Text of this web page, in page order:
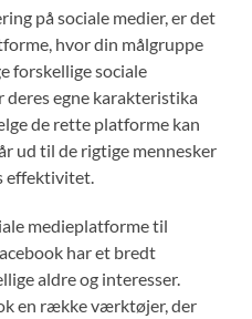
på sociale medier, er det
hvor din målgruppe
forskellige sociale
deres egne karakteristika
de rette platforme kan
ud til de rigtige mennesker
effektivitet.
medieplatforme til
har et bredt
aldre og interesser.
en række værktøjer, der